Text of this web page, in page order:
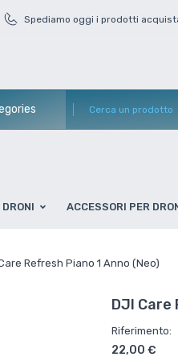
Spediamo oggi i prodotti
DRONI ACCESSORI PER
Refresh Piano 1 Anno (Neo)
DJI Care
Riferimento:
22,00 €